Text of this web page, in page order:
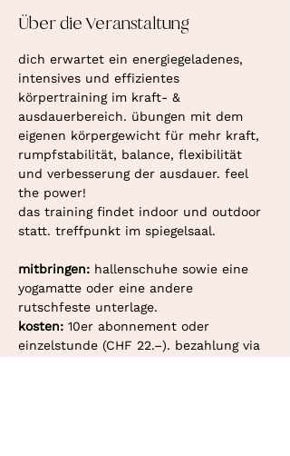
Über die Veranstaltung
dich erwartet ein energiegeladenes,
intensives und effizientes
körpertraining im kraft- &
ausdauerbereich. übungen mit dem
eigenen körpergewicht für mehr kraft,
rumpfstabilität, balance, flexibilität
und verbesserung der ausdauer. feel
the power!
das training findet indoor und outdoor
statt. treffpunkt im spiegelsaal.
mitbringen: hallenschuhe sowie eine
yogamatte oder eine andere
rutschfeste unterlage.
kosten: 10er abonnement oder
einzelstunde (CHF 22.–). bezahlung via